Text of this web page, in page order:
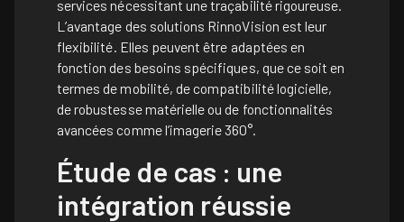
services nécessitant une traçabilité rigoureuse.
L’avantage des solutions RinnoVision est leur
flexibilité. Elles peuvent être adaptées en
fonction des besoins spécifiques, que ce soit en
termes de mobilité, de compatibilité logicielle,
de robustesse matérielle ou de fonctionnalités
avancées comme l’imagerie 360°.
Étude de cas : une
intégration réussie